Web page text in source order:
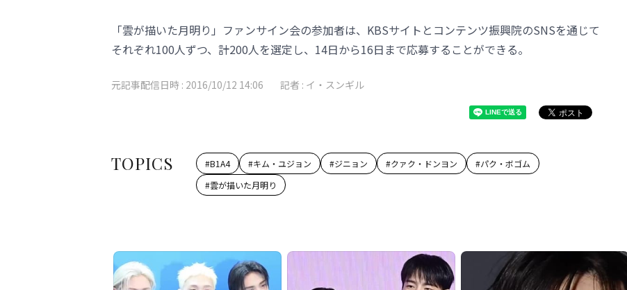
「雲が描いた月明り」ファンサイン会の参加者は、KBSサイトとコンテンツ振興院のSNSを通じて
それぞれ100人ずつ、計200人を選定し、14日から16日まで応募することができる。
元記事配信日時 : 2016/10/12 14:06 記者 : イ・スンギル
TOPICS #B1A4 #キム・ユジョン #ジニョン #クァク・ドンヨン #パク・ボゴム
#雲が描いた月明り